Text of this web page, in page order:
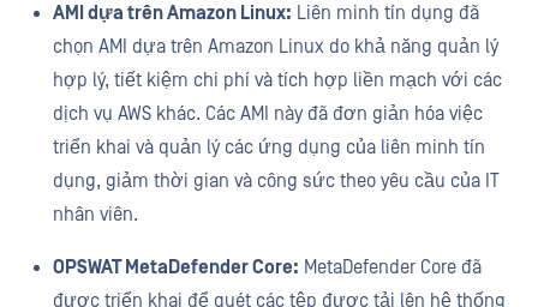
AMI dựa trên Amazon Linux: Liên minh tín dụng đã
chọn AMI dựa trên Amazon Linux do khả năng quản lý
hợp lý, tiết kiệm chi phí và tích hợp liền mạch với các
dịch vụ AWS khác. Các AMI này đã đơn giản hóa việc
triển khai và quản lý các ứng dụng của liên minh tín
dụng, giảm thời gian và công sức theo yêu cầu của IT
nhân viên.
OPSWAT MetaDefender Core: MetaDefender Core đã
được triển khai để quét các tệp được tải lên hệ thống